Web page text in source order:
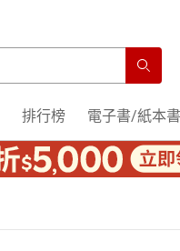
排行榜 電子書/紙本書